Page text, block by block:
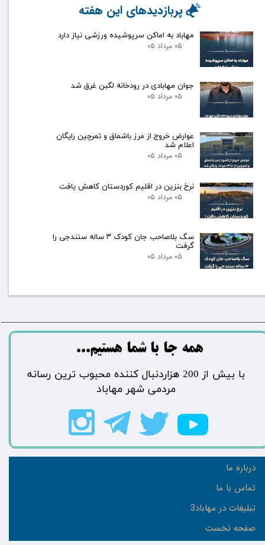
مهاباد به اماکن سرپوشیده ورزشی نیاز دارد
۰۵ مرداد ۰۵
جوان مهابادی در رودخانه لگبن غرق شد
۰۵ مرداد ۰۵
عوارض خروج از مرز باشماق و تمرچین رایگان
اعلام شد
۰۵ مرداد ۰۵
نرخ بنزین در اقلیم کوردستان کاهش یافت
۰۵ مرداد ۰۵
سگ بلاصاحب جان کودک ۳ ساله سنندجی را
گرفت
۰۵ مرداد ۰۵
پربازدیدهای این هفته
درباره ما
تماس با ما
تبلیغات در مهاباد3
صفحه نخست
​​​همه جا با شما هستیم...​​​​​​​​​​​​​​
​با بیش از 200 هزاردنبال کننده محبوب ترین رسانه
مردمی شهر مهاباد​​​​​​​​​​​​​​